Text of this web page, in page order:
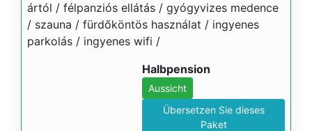
ártól / félpanziós ellátás / gyógyvizes medence
/ szauna / fürdőköntös használat / ingyenes
parkolás / ingyenes wifi /
Halbpension
Aussicht
Übersetzen Sie dieses
Paket